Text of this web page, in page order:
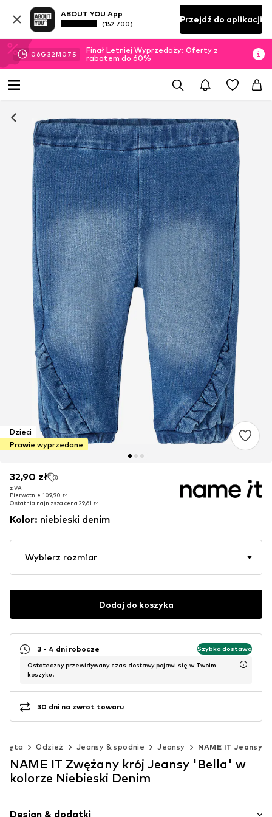
ABOUT YOU App
(152 700) Przejdź do aplikacji
06G 32M 06 S
Finał Letniej Wyprzedaży: Oferty z
rabatem do 60%
Dzieci
Prawie wyprzedane
32,90 zł
z VAT
Pierwotnie: 109,90 zł
Ostatnia najniższa cena:29,61 zł
32,90 zł
z VAT
Pierwotnie: 109,90 zł
Ostatnia najniższa cena:29,61 zł
Kolor: niebieski denim
Wybierz rozmiar
Dodaj do koszyka
3 - 4 dni robocze Szybka dostawa
Ostateczny przewidywany czas dostawy pojawi się w Twoim
koszyku.
30 dni na zwrot towaru
Odzież Jeansy & spodnie Jeansy NAME IT Jeansy
NAME IT Zwężany krój Jeansy 'Bella' w
kolorze Niebieski Denim
Design & dodatki